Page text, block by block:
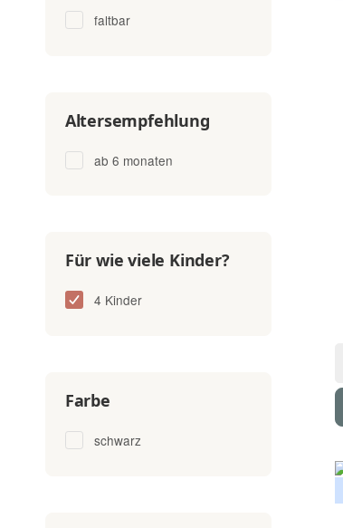
faltbar
Altersempfehlung
ab 6 monaten
Für wie viele Kinder?
4 Kinder
Farbe
schwarz